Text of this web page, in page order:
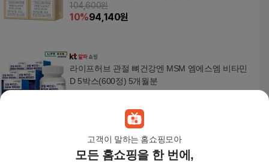
고객이 말하는 홈쇼핑모아
모든 홈쇼핑을 한 번에,
104,600원
10%94,140원
라이프허브 관절 뼈건강엔 MSM 엠에스엠 비타민
D 5박스(600정) 5개월분
라이프허브 관절 뼈건강엔 MSM 엠에스엠 비타민